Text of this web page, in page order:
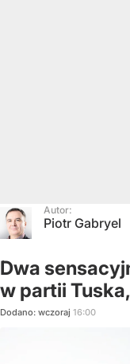
Autor:
Piotr Gabryel
Dwa
w partii
Dodano: wczoraj 16:00